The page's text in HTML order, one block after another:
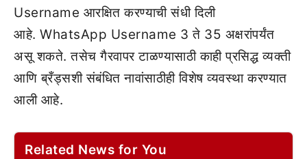
Username आरक्षित करण्याची संधी दिली
आहे. WhatsApp Username 3 ते 35 अक्षरांपर्यंत
असू शकते. तसेच गैरवापर टाळण्यासाठी काही प्रसिद्ध व्यक्ती
आणि ब्रँड्सशी संबंधित नावांसाठीही विशेष व्यवस्था करण्यात
आली आहे.
Related News for You